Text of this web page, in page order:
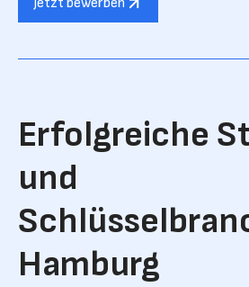
Erfolgreiche
und
Hamburg